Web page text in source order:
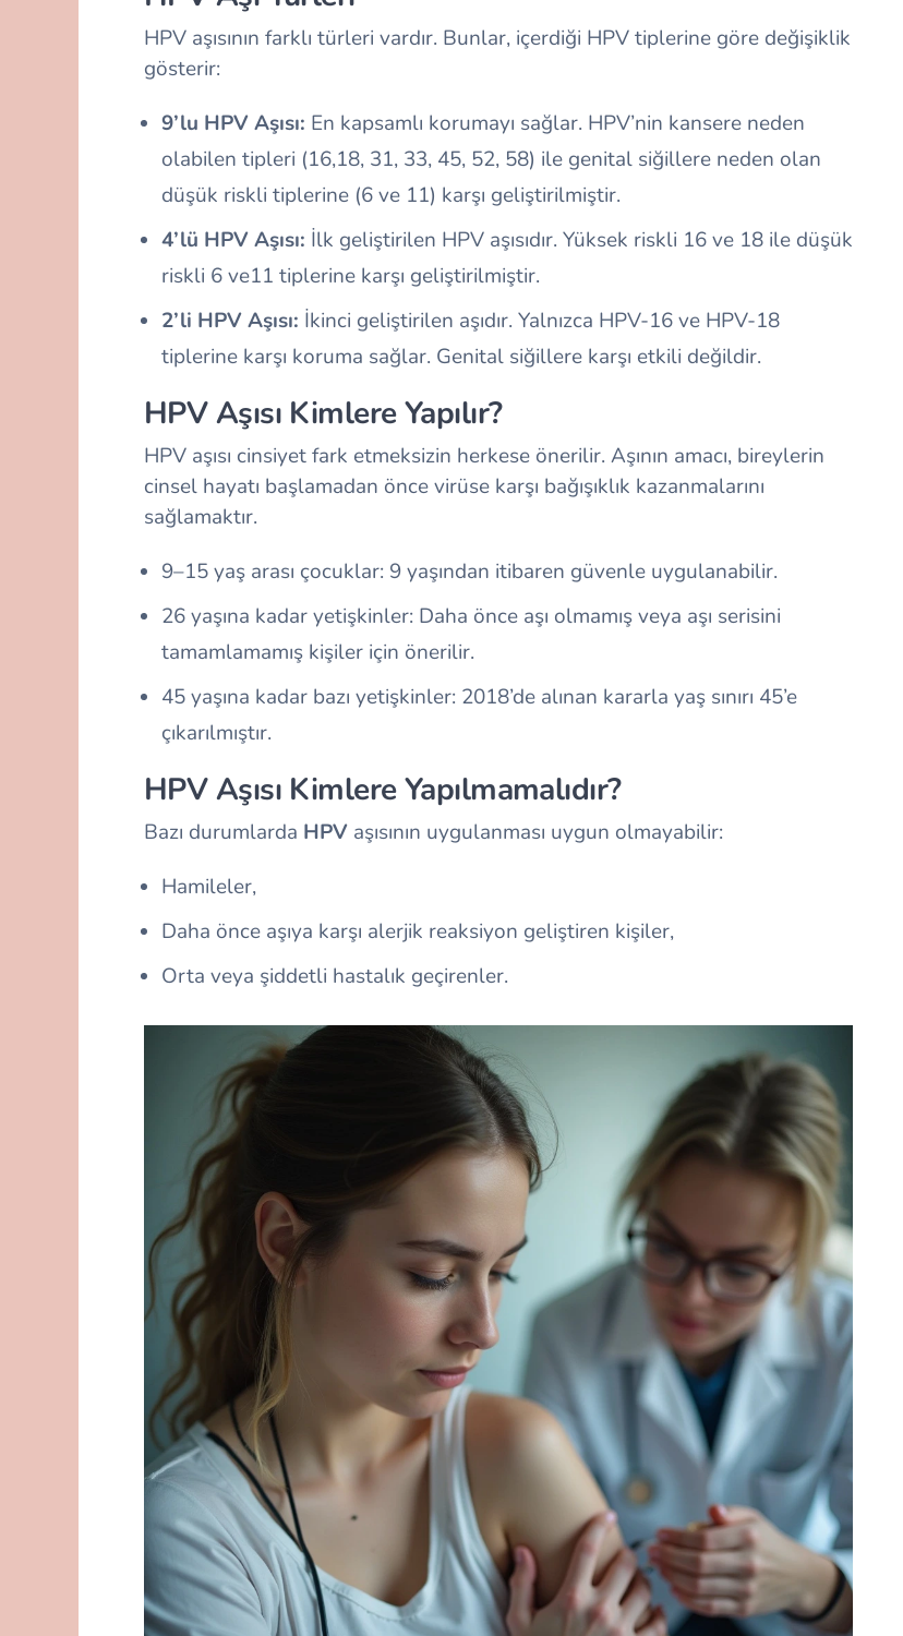
HPV aşısının farklı türleri vardır. Bunlar, içerdiği HPV tiplerine göre değişiklik
gösterir:
9’lu HPV Aşısı: En kapsamlı korumayı sağlar. HPV’nin kansere neden
olabilen tipleri (16,18, 31, 33, 45, 52, 58) ile genital siğillere neden olan
düşük riskli tiplerine (6 ve 11) karşı geliştirilmiştir.
4’lü HPV Aşısı: İlk geliştirilen HPV aşısıdır. Yüksek riskli 16 ve 18 ile düşük
riskli 6 ve11 tiplerine karşı geliştirilmiştir.
2’li HPV Aşısı: İkinci geliştirilen aşıdır. Yalnızca HPV-16 ve HPV-18
tiplerine karşı koruma sağlar. Genital siğillere karşı etkili değildir.
HPV Aşısı Kimlere Yapılır?
HPV aşısı cinsiyet fark etmeksizin herkese önerilir. Aşının amacı, bireylerin
cinsel hayatı başlamadan önce virüse karşı bağışıklık kazanmalarını
sağlamaktır.
9–15 yaş arası çocuklar: 9 yaşından itibaren güvenle uygulanabilir.
26 yaşına kadar yetişkinler: Daha önce aşı olmamış veya aşı serisini
tamamlamamış kişiler için önerilir.
45 yaşına kadar bazı yetişkinler: 2018’de alınan kararla yaş sınırı 45’e
çıkarılmıştır.
HPV Aşısı Kimlere Yapılmamalıdır?
Bazı durumlarda HPV aşısının uygulanması uygun olmayabilir:
Hamileler,
Daha önce aşıya karşı alerjik reaksiyon geliştiren kişiler,
Orta veya şiddetli hastalık geçirenler.